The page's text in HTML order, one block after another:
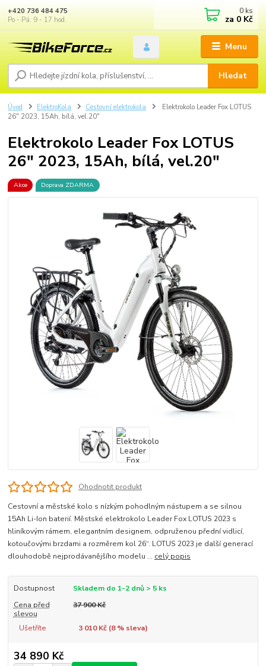
Menu
Hledat
+420 736 484 475
Po - Pá: 9 - 17 hod.
0 ks
za 0 Kč
Úvod ElektroKola Cestovní elektrokola
Elektrokolo Leader Fox LOTUS
26" 2023, 15Ah, bílá, vel.20"
Elektrokolo Leader Fox LOTUS
26" 2023, 15Ah, bílá, vel.20"
Akce Doprava ZDARMA
Ohodnotit produkt
Cestovní a městské kolo s nízkým pohodlným nástupem a se silnou
15Ah Li-Ion baterií. Městské elektrokolo Leader Fox LOTUS 2023 s
hliníkovým rámem, elegantním designem, odpruženou přední vidlicí,
kotoučovými brzdami a rozměrem kol 26“. LOTUS 2023 je další generací
dlouhodobě nejprodávanějšího modelu ... celý popis
Dostupnost
Skladem do 1-2 dnů > 5 ks
Cena před
slevou
37 900 Kč
Ušetříte 3 010 Kč (8% sleva)
34 890 Kč